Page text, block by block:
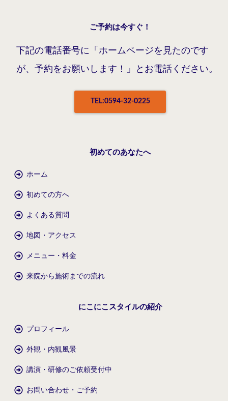
ご予約は今すぐ！
下記の電話番号に「ホームページを見たのです
が、予約をお願いします！」とお電話ください。
TEL:0594-32-0225
初めてのあなたへ
ホーム
初めての方へ
よくある質問
地図・アクセス
メニュー・料金
来院から施術までの流れ
にこにこスタイルの紹介
プロフィール
外観・内観風景
講演・研修のご依頼受付中
お問い合わせ・ご予約